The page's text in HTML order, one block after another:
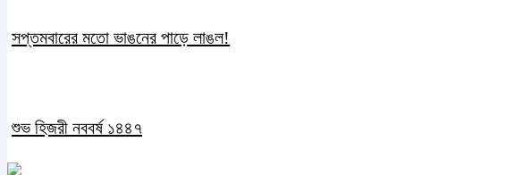
সপ্তমবারের মতো ভাঙনের পাড়ে লাঙল!
শুভ হিজরী নববর্ষ ১৪৪৭